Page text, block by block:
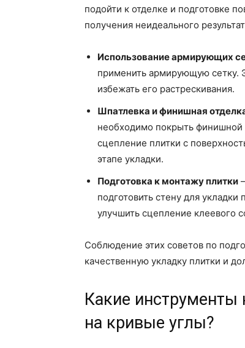
подойти к отделке и подготовке
получения неидеального
Использование армирующих
применить армирующую сетку.
избежать его растрескивания.
Шпатлевка и финишная
необходимо покрыть финишной
сцепление плитки с
этапе укладки.
Подготовка к монтажу плитки
подготовить стену для
улучшить сцепление клеевого
Соблюдение этих советов по
качественную укладку плитки и
Какие
на кривые углы?